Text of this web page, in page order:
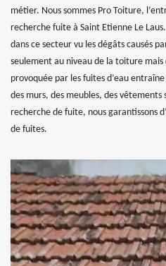
métier. Nous sommes Pro Toiture,
recherche fuite à Saint Etienne Le
dans ce secteur vu les dégâts causés
seulement au niveau de la toiture
provoquée par les fuites d’eau
des murs, des meubles, des vêtements
recherche de fuite, nous garantissons
de fuites.